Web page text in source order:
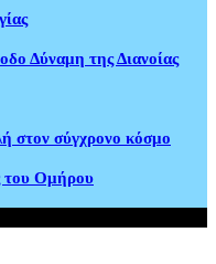
Δύναμη της Διανοίας
στον σύγχρονο κόσμο
του Ομήρου